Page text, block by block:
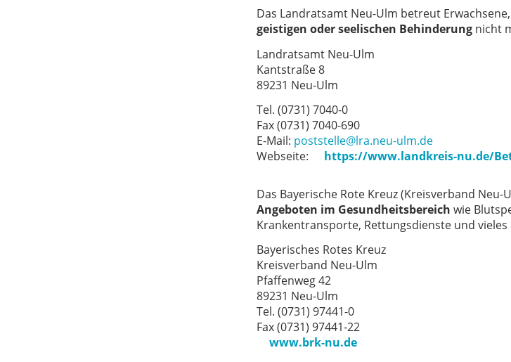
Das Landratsamt Neu-Ulm betreut
geistigen oder seelischen Behinderungnicht
Landratsamt Neu-Ulm
Kantstraße 8
89231 Neu-Ulm
Tel. (0731) 7040-0
Fax (0731) 7040-690
E-Mail: poststelle@lra.neu-ulm.de
Webseite:
https://www.landkreis-nu.de/
Das Bayerische Rote Kreuz(Kreisverband Neu-
Angeboten im Gesundheitsbereich wie
Krankentransporte, Rettungsdienste und vieles
Bayerisches Rotes Kreuz
Kreisverband Neu-Ulm
Pfaffenweg 42
89231 Neu-Ulm
Tel. (0731) 97441-0
Fax (0731) 97441-22
www.brk-nu.de